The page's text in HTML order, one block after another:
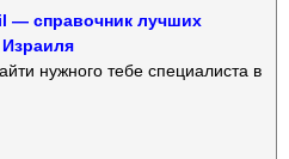
— справочник лучших
нужного тебе специалиста в